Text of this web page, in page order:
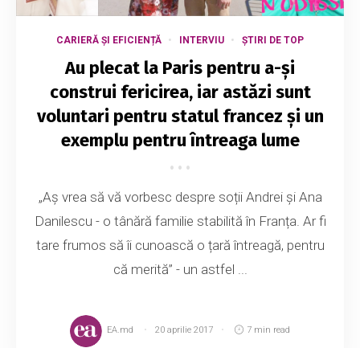
CARIERĂ ȘI EFICIENȚĂ INTERVIU ȘTIRI DE TOP
Au plecat la Paris pentru a-și
construi fericirea, iar astăzi sunt
voluntari pentru statul francez și un
exemplu pentru întreaga lume
„Aș vrea să vă vorbesc despre soții Andrei și Ana
Danilescu - o tânără familie stabilită în Franța. Ar fi
tare frumos să îi cunoască o țară întreagă, pentru
că merită” - un astfel ...
EA.md 20 aprilie 2017 7 min read